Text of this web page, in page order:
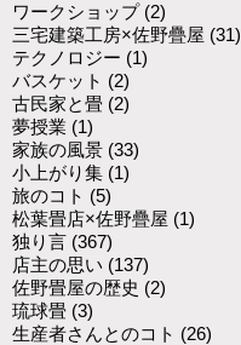
ワークショップ (2)
三宅建築工房×佐野疊屋 (31)
テクノロジー (1)
バスケット (2)
古民家と畳 (2)
夢授業 (1)
家族の風景 (33)
小上がり集 (1)
旅のコト (5)
松葉畳店×佐野疊屋 (1)
独り言 (367)
店主の思い (137)
佐野畳屋の歴史 (2)
琉球畳 (3)
生産者さんとのコト (26)